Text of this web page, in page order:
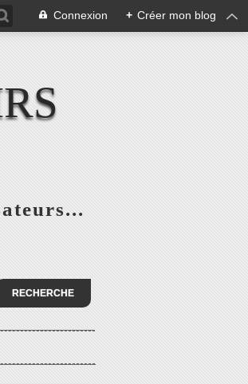
Connexion + Créer mon blog